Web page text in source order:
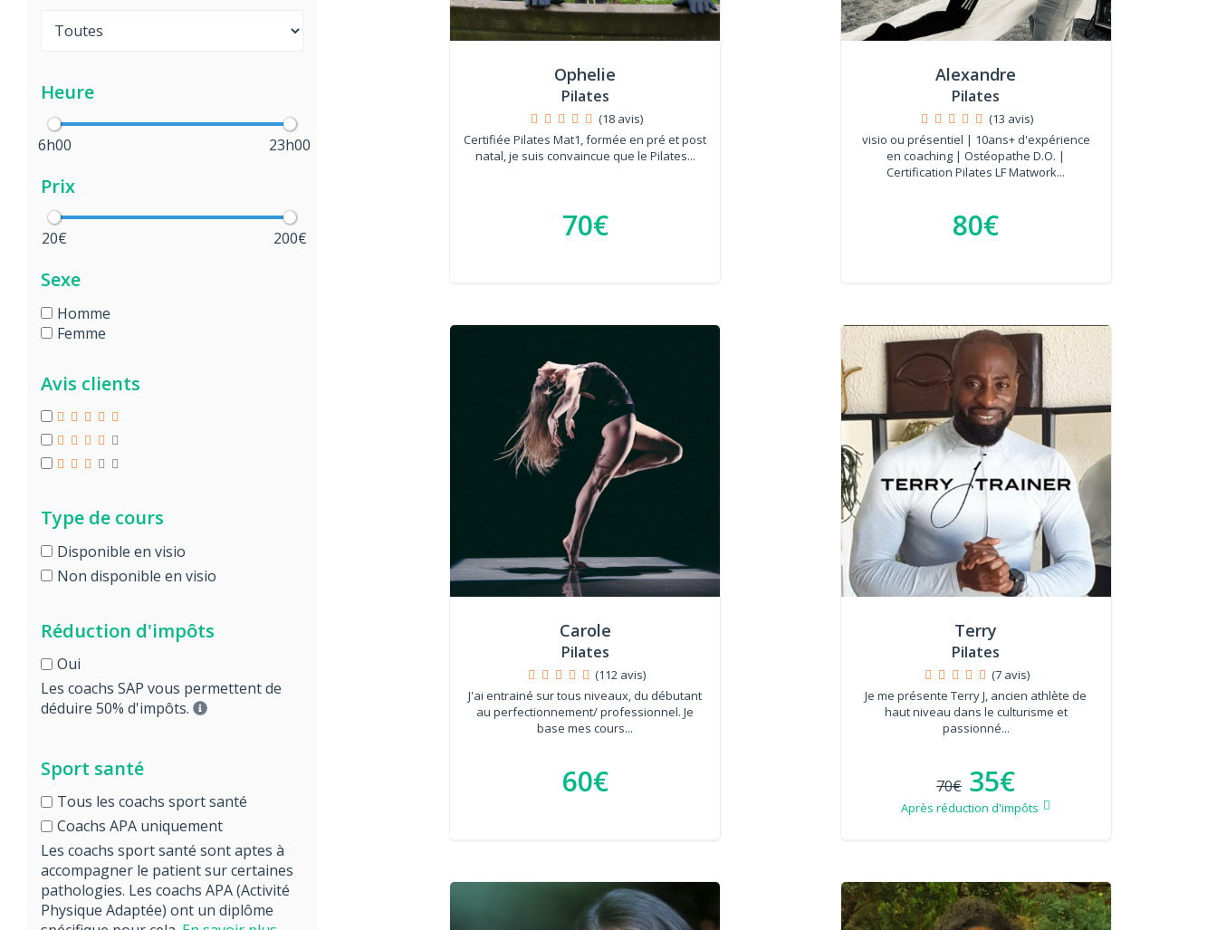
Heure
6h00 23h00
Prix
20€ 200€
Sexe
Homme
Femme
Avis clients
Type de cours
Disponible en visio
Non disponible en visio
Réduction d'impôts
Oui
Les coachs SAP vous permettent de
déduire 50% d'impôts.
Sport santé
Tous les coachs sport santé
Coachs APA uniquement
Les coachs sport santé sont aptes à
accompagner le patient sur certaines
pathologies. Les coachs APA (Activité
Physique Adaptée) ont un diplôme
Ophelie
Pilates
(18 avis)
Certifiée Pilates Mat1, formée en pré et post
natal, je suis convaincue que le Pilates...
70€
Alexandre
Pilates
(13 avis)
visio ou présentiel | 10ans+ d'expérience
en coaching | Ostéopathe D.O. |
Certification Pilates LF Matwork...
80€
Carole
Pilates
(112 avis)
J'ai entrainé sur tous niveaux, du débutant
au perfectionnement/ professionnel. Je
base mes cours...
60€
Terry
Pilates
(7 avis)
Je me présente Terry J, ancien athlète de
haut niveau dans le culturisme et
passionné...
70€ 35€
Après réduction d'impôts